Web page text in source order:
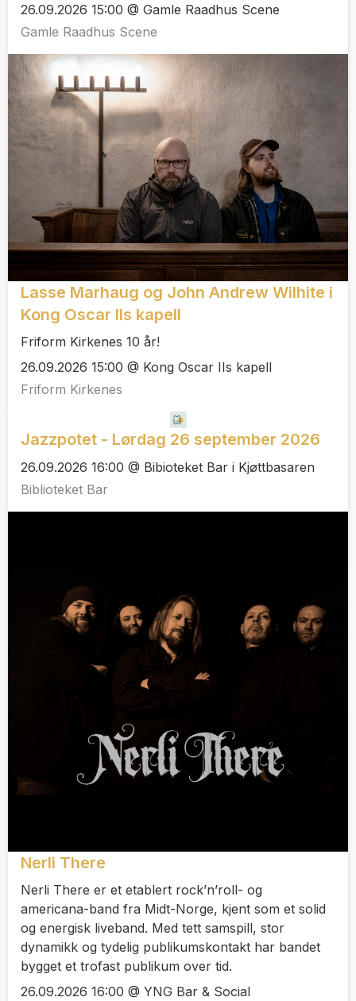
26.09.2026 15:00 @ Gamle Raadhus Scene
Gamle Raadhus Scene
Lasse Marhaug og John Andrew Wilhite i
Kong Oscar IIs kapell
Friform Kirkenes 10 år!
26.09.2026 15:00 @ Kong Oscar IIs kapell
Friform Kirkenes
Jazzpotet - Lørdag 26 september 2026
26.09.2026 16:00 @ Bibioteket Bar i Kjøttbasaren
Biblioteket Bar
Nerli There
Nerli There er et etablert rock’n’roll- og
americana-band fra Midt-Norge, kjent som et solid
og energisk liveband. Med tett samspill, stor
dynamikk og tydelig publikumskontakt har bandet
bygget et trofast publikum over tid.
26.09.2026 16:00 @ YNG Bar & Social